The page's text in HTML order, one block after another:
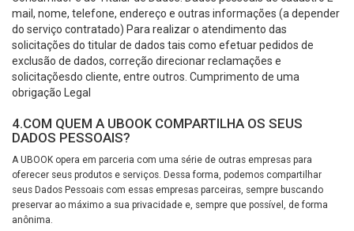
mail, nome, telefone, endereço e outras informações (a depender
do serviço contratado) Para realizar o atendimento das
solicitações do titular de dados tais como efetuar pedidos de
exclusão de dados, correção direcionar reclamações e
solicitaçõesdo cliente, entre outros. Cumprimento de uma
obrigação Legal
4.COM QUEM A UBOOK COMPARTILHA OS SEUS
DADOS PESSOAIS?
A UBOOK opera em parceria com uma série de outras empresas para
oferecer seus produtos e serviços. Dessa forma, podemos compartilhar
seus Dados Pessoais com essas empresas parceiras, sempre buscando
preservar ao máximo a sua privacidade e, sempre que possível, de forma
anônima.